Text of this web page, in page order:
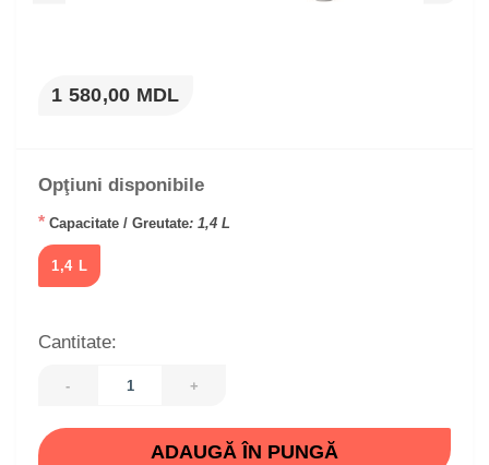
1 580,00 MDL
Opţiuni disponibile
* Capacitate / Greutate: 1,4 L
1,4 L
Cantitate:
- +
ADAUGĂ ÎN PUNGĂ